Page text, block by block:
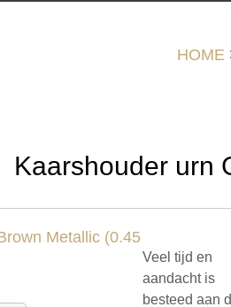
HOME
Kaarshouder urn
Veel tijd en
aandacht is
besteed aan